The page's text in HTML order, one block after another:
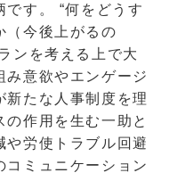
す。 “何をどうす
（今後上がるの
ンを考える上で大
み意欲やエンゲージ
新たな人事制度を理
作用を生む一助と
や労使トラブル回避
コミュニケーション